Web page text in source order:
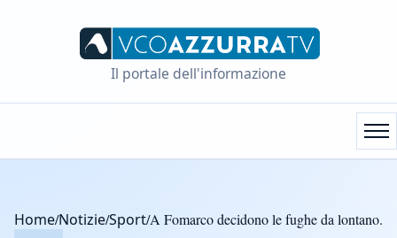
Il portale dell'informazione
Home/Notizie/Sport/A Fomarco decidono le fughe da lontano.